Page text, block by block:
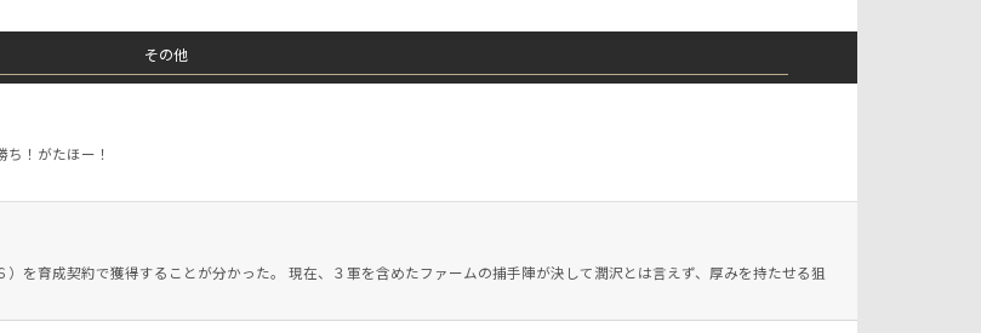
る、さまざまなシミュレーションを考えて戦うのがいいような気もします。
その他
！がたほー！
を育成契約で獲得することが分かった。 現在、３軍を含めたファームの捕手陣が決して潤沢とは言えず、厚みを持たせる狙